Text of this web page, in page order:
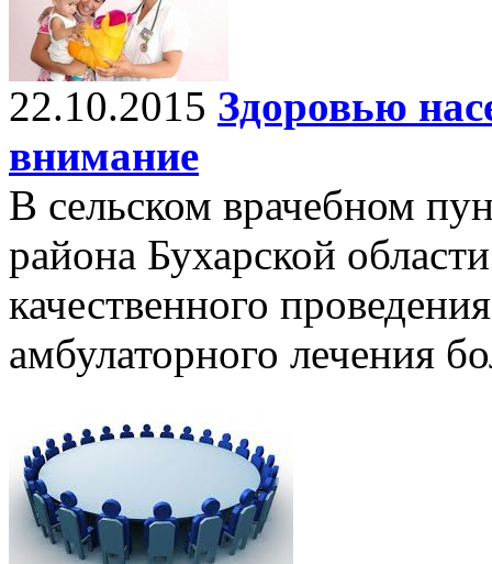
22.10.2015 Здоровью
внимание
В сельском врачебном
района Бухарской
качественного
амбулаторного лечения